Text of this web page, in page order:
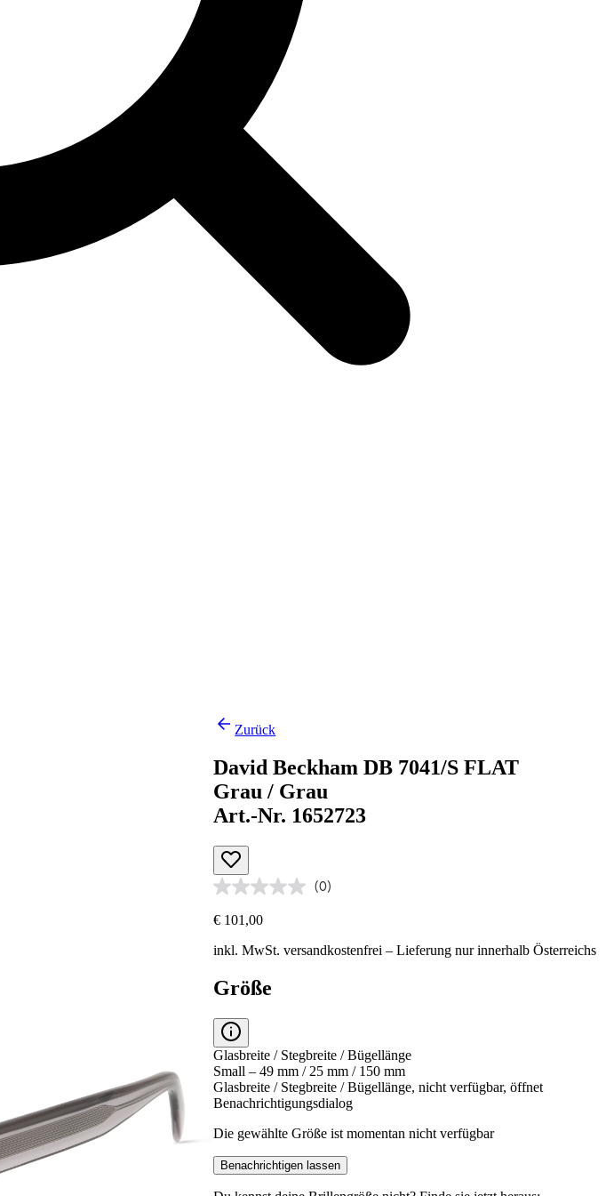
Zurück
David Beckham DB 7041/S FLAT
Grau / Grau
Art.-Nr. 1652723
(0)
€ 101,00
inkl. MwSt.versandkostenfrei – Lieferung nur innerhalb Österreichs
Größe
Glasbreite / Stegbreite / Bügellänge
Small – 49 mm / 25 mm / 150 mm
Glasbreite / Stegbreite / Bügellänge, nicht verfügbar, öffnet
Benachrichtigungsdialog
Die gewählte Größe ist momentan nicht verfügbar
Benachrichtigen lassen